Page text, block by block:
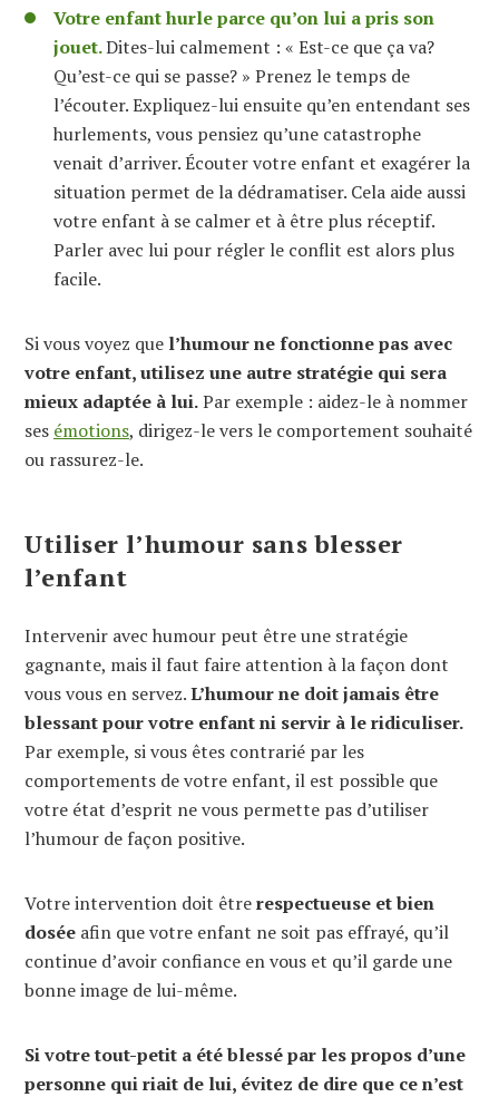
Votre enfant hurle parce qu’on lui a pris son
jouet.Dites-lui calmement : « Est-ce que ça va?
Qu’est-ce qui se passe? » Prenez le temps de
l’écouter. Expliquez-lui ensuite qu’en entendant ses
hurlements, vous pensiez qu’une catastrophe
venait d’arriver. Écouter votre enfant et exagérer la
situation permet de la dédramatiser. Cela aide aussi
votre enfant à se calmer et à être plus réceptif.
Parler avec lui pour régler le conflit est alors plus
facile.
Si vous voyez que l’humour ne fonctionne pas avec
votre enfant, utilisez une autre stratégie qui sera
mieux adaptée à lui.Par exemple : aidez-le à nommer
ses émotions, dirigez-le vers le comportement souhaité
ou rassurez-le.
Utiliser l’humour sans blesser
l’enfant
Intervenir avec humour peut être une stratégie
gagnante, mais il faut faire attention à la façon dont
vous vous en servez.L’humour ne doit jamais être
blessant pour votre enfant ni servir à le ridiculiser.
Par exemple, si vous êtes contrarié par les
comportements de votre enfant, il est possible que
votre état d’esprit ne vous permette pas d’utiliser
l’humour de façon positive.
Votre intervention doit êtrerespectueuse et bien
dosée afin que votre enfant ne soit pas effrayé, qu’il
continue d’avoir confiance en vous et qu’il garde une
bonne image de lui-même.
Si votre tout-petit a été blessé par les propos d’une
personne qui riait de lui, évitez de dire que ce n’est